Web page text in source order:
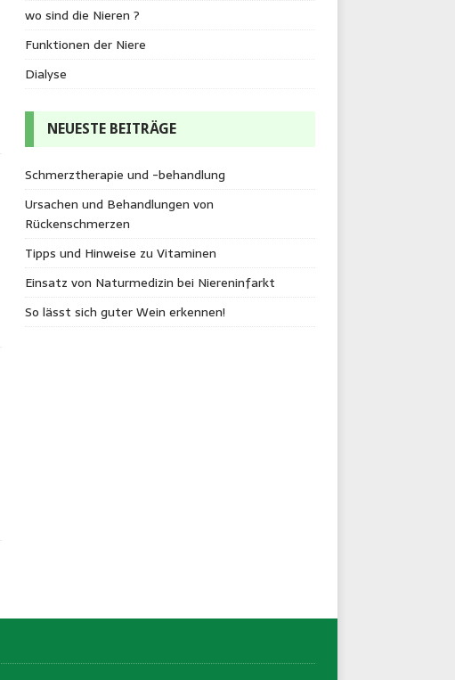
wo sind die Nieren ?
Funktionen der Niere
Dialyse
NEUESTE BEITRÄGE
Schmerztherapie und -behandlung
Ursachen und Behandlungen von
Rückenschmerzen
Tipps und Hinweise zu Vitaminen
Einsatz von Naturmedizin bei Niereninfarkt
So lässt sich guter Wein erkennen!